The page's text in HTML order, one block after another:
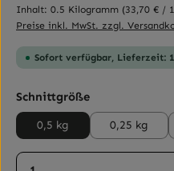
Inhalt: 0.5 Kilogramm (33,70 € /
Preise inkl. MwSt. zzgl.
Sofort verfügbar, Lieferzeit:
Schnittgrößeauswählen
0,5 kg 0,25 kg
Produkt Anzahl: Gib